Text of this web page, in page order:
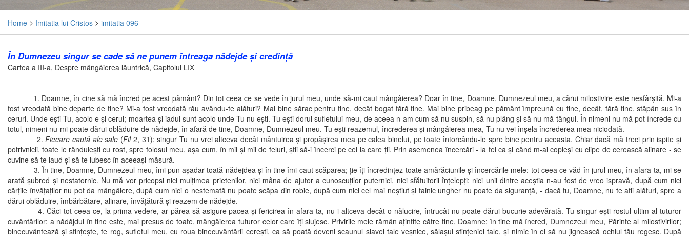
Home > Imitatia lui Cristos > imitatia 096
În Dumnezeu singur se cade să ne punem întreaga nădejde şi credinţă
Cartea a III-a, Despre mângâierea lăuntrică, Capitolul LIX
1. Doamne, în cine să mă încred pe acest pământ? Din tot ceea ce se vede în jurul meu, unde să-mi caut mângâierea? Doar în tine, Doamne, Dumnezeul meu, a cărui milostivire este nesfârşită. Mi-a
fost vreodată bine departe de tine? Mi-a fost vreodată rău avându-te alături? Mai bine sărac pentru tine, decât bogat fără tine. Mai bine pribeag pe pământ împreună cu tine, decât, fără tine, stăpân sus în
ceruri. Unde eşti Tu, acolo e şi cerul; moartea şi iadul sunt acolo unde Tu nu eşti. Tu eşti dorul sufletului meu, de aceea n-am cum să nu suspin, să nu plâng şi să nu mă tângui. În nimeni nu mă pot încrede cu
totul, nimeni nu-mi poate dărui oblăduire de nădejde, în afară de tine, Doamne, Dumnezeul meu. Tu eşti reazemul, încrederea şi mângâierea mea, Tu nu vei înşela încrederea mea niciodată.
2.Fiecare caută ale sale (Fil 2, 31); singur Tu nu vrei altceva decât mântuirea şi propăşirea mea pe calea binelui, pe toate întorcându-le spre bine pentru aceasta. Chiar dacă mă treci prin ispite şi
potrivnicii, toate le rânduieşti cu rost, spre folosul meu, aşa cum, în mii şi mii de feluri, ştii să-i încerci pe cei la care ţii. Prin asemenea încercări - la fel ca şi când m-ai copleşi cu clipe de cerească alinare - se
cuvine să te laud şi să te iubesc în aceeaşi măsură.
3. În tine, Doamne, Dumnezeul meu, îmi pun aşadar toată nădejdea şi în tine îmi caut scăparea; ţie îţi încredinţez toate amărăciunile şi încercările mele: tot ceea ce văd în jurul meu, în afara ta, mi se
arată şubred şi nestatornic. Nu mă vor pricopsi nici mulţimea prietenilor, nici mâna de ajutor a cunoscuţilor puternici, nici sfătuitorii înţelepţi: nici unii dintre aceştia n-au fost de vreo ispravă, după cum nici
cărţile învăţaţilor nu pot da mângâiere, după cum nici o nestemată nu poate scăpa din robie, după cum nici cel mai neştiut şi tainic ungher nu poate da siguranţă, - dacă tu, Doamne, nu te afli alături, spre a
dărui oblăduire, îmbărbătare, alinare, învăţătură şi reazem de nădejde.
4. Căci tot ceea ce, la prima vedere, ar părea să asigure pacea şi fericirea în afara ta, nu-i altceva decât o nălucire, întrucât nu poate dărui bucurie adevărată. Tu singur eşti rostul ultim al tuturor
cuvântărilor: a nădăjdui în tine este, mai presus de toate, mângâierea tuturor celor care îţi slujesc. Privirile mele rămân aţintite către tine, Doamne; în tine mă încred, Dumnezeul meu, Părinte al milostivirilor;
binecuvântează şi sfinţeşte, te rog, sufletul meu, cu roua binecuvântării cereşti, ca să poată deveni scaunul slavei tale veşnice, sălaşul sfinţeniei tale, şi nimic în el să nu jignească ochiul tău regesc. După